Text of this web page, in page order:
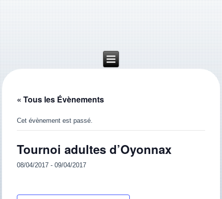
« Tous les Évènements
Cet évènement est passé.
Tournoi adultes d’Oyonnax
08/04/2017 -09/04/2017